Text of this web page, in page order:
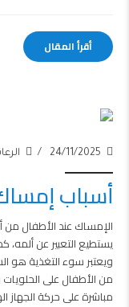
أقرأ المقال
24/11/2025
أسباب
الإمساك عند الأطفال من
يستطيع التعبير عن ألمه،
ويعتبر سوء التغذية هو
من الأطفال على
مباشرة على حركة الجهاز